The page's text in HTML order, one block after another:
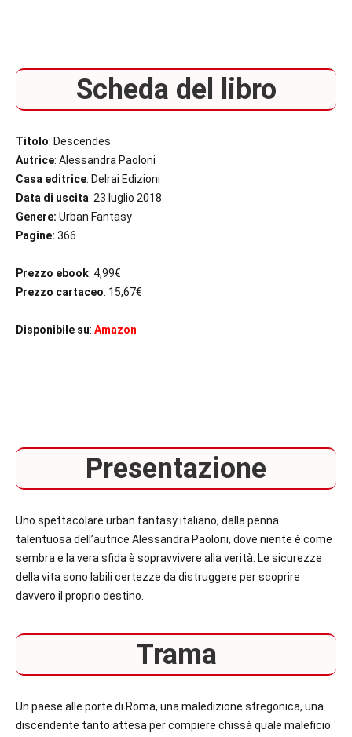
Scheda del libro
Titolo: Descendes
Autrice: Alessandra Paoloni
Casa editrice: Delrai Edizioni
Data di uscita: 23 luglio 2018
Genere: Urban Fantasy
Pagine: 366
Prezzo ebook: 4,99€
Prezzo cartaceo: 15,67€
Disponibile su: Amazon
Presentazione
Uno spettacolare urban fantasy italiano, dalla penna
talentuosa dell’autrice Alessandra Paoloni, dove niente è come
sembra e la vera sfida è sopravvivere alla verità. Le sicurezze
della vita sono labili certezze da distruggere per scoprire
davvero il proprio destino.
Trama
Un paese alle porte di Roma, una maledizione stregonica, una
discendente tanto attesa per compiere chissà quale maleficio.